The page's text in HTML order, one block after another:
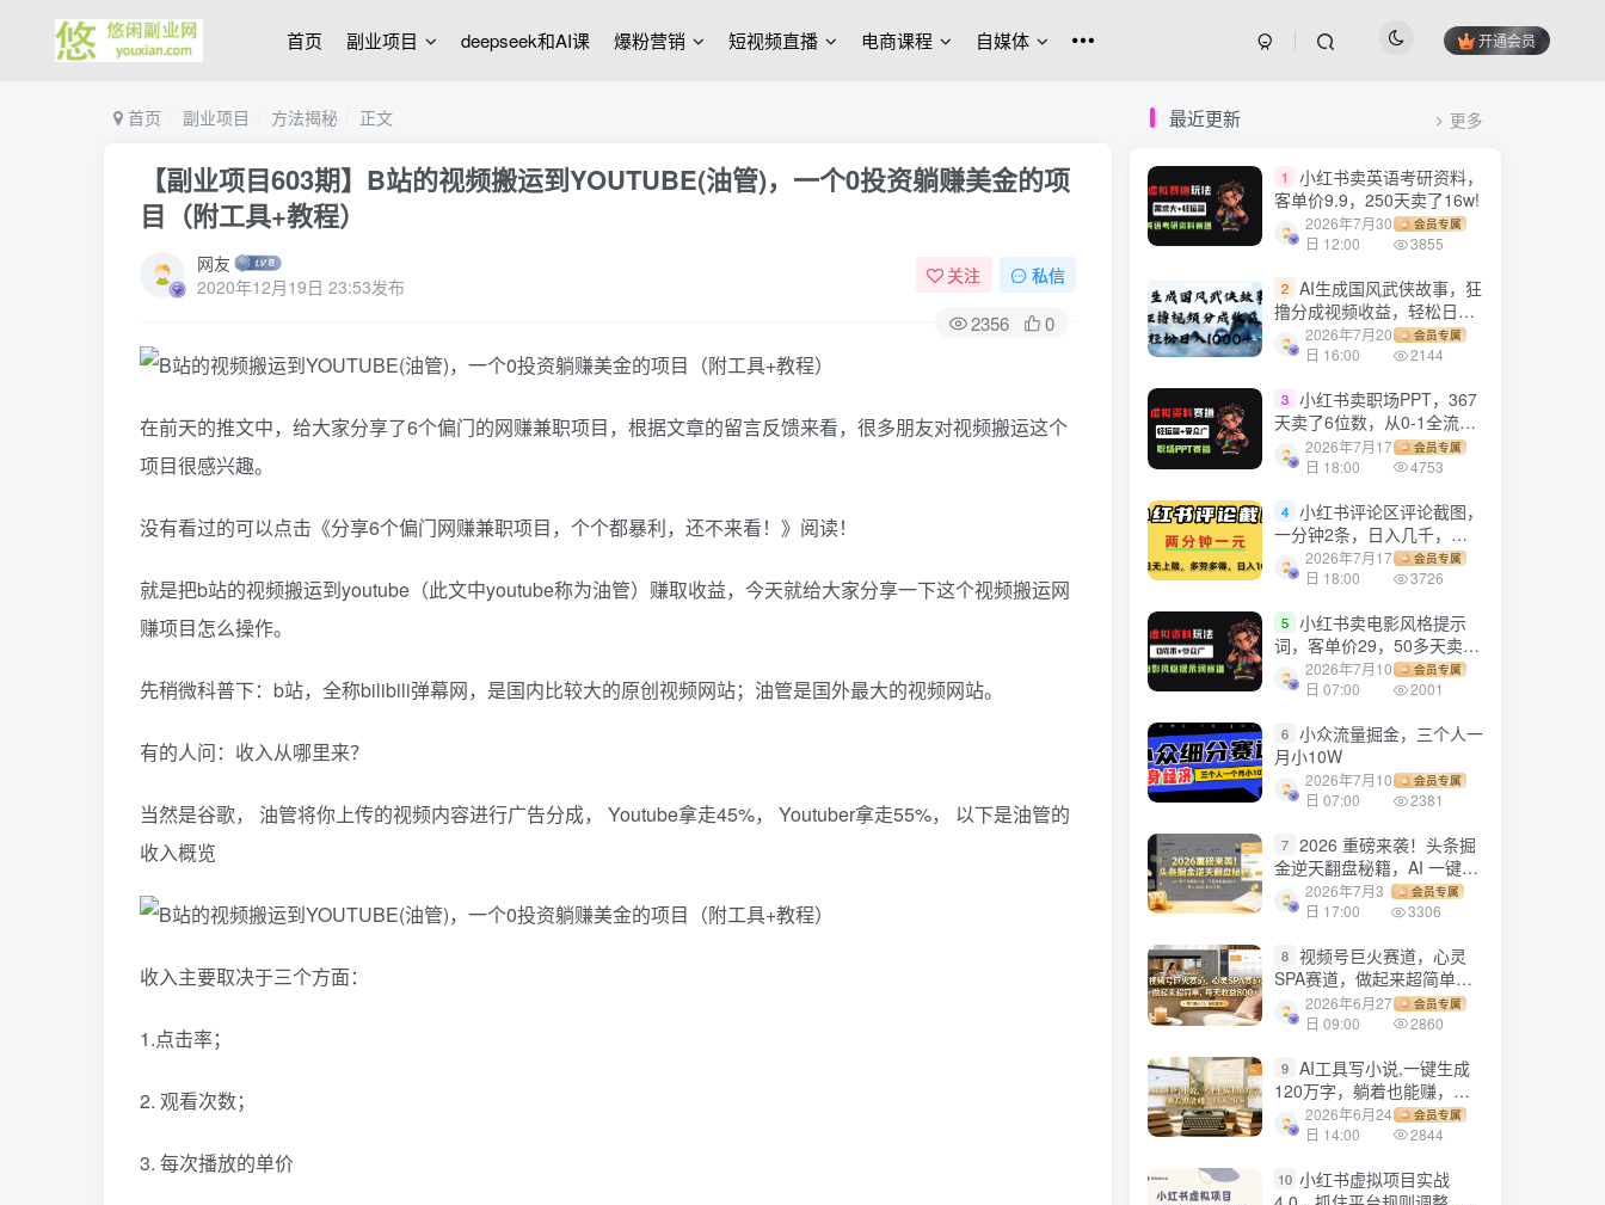
首页 副业项目 deepseek和AI课 爆粉营销 短视频直播 电商课程 自媒体 开通会员
首页 副业项目 方法揭秘 正文
【副业项目603期】B站的视频搬运到YOUTUBE(油管)，一个0投资躺赚美金的项
目（附工具+教程）
网友
2020年12月19日 23:53发布
关注 私信
2356 0
在前天的推文中，给大家分享了6个偏门的网赚兼职项目，根据文章的留言反馈来看，很多朋友对视频搬运这个
项目很感兴趣。
没有看过的可以点击《分享6个偏门网赚兼职项目，个个都暴利，还不来看！》阅读！
就是把b站的视频搬运到youtube（此文中youtube称为油管）赚取收益，今天就给大家分享一下这个视频搬运网
赚项目怎么操作。
先稍微科普下：b站，全称bilibili弹幕网，是国内比较大的原创视频网站；油管是国外最大的视频网站。
有的人问：收入从哪里来？
当然是谷歌， 油管将你上传的视频内容进行广告分成， Youtube拿走45%， Youtuber拿走55%， 以下是油管的
收入概览
收入主要取决于三个方面：
1.点击率；
2. 观看次数；
3. 每次播放的单价
最近更新 更多
1
小红书卖英语考研资料，
客单价9.9，250天卖了16w!
2026年7月30
日 12:00
会员专属
3855
2 AI生成国风武侠故事，狂
撸分成视频收益，轻松日入
1000+【可多平台分发】！
2026年7月20
日 16:00
会员专属
2144
3 小红书卖职场PPT，367
天卖了6位数，从0-1全流程
讲解2026年7月17
日 18:00
会员专属
4753
4 小红书评论区评论截图，
一分钟2条，日入几千，多
劳多得!2026年7月17
日 18:00
会员专属
3726
5 小红书卖电影风格提示
词，客单价29，50多天卖了
790单，小白直接抄作业！
2026年7月10
日 07:00
会员专属
2001
6 小众流量掘金，三个人一
月小10W
2026年7月10
日 07:00
会员专属
2381
7 2026 重磅来袭！头条掘
金逆天翻盘秘籍，AI 一键打
造爆款内容，只需简单复制
粘贴，日入 1000 + 轻松实
2026年7月3
日 17:00
会员专属
3306
8 视频号巨火赛道，心灵
SPA赛道，做起来超简单，
每天收益800+！
2026年6月27
日 09:00
会员专属
2860
9 AI工具写小说,一键生成
120万字，躺着也能赚，月
入2w+！
2026年6月24
日 14:00
会员专属
2844
10 小红书虚拟项目实战